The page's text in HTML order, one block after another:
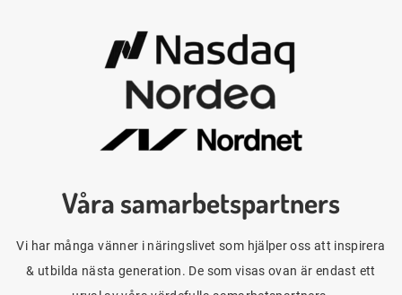
Våra samarbetspartners
Vi har många vänner i näringslivet som hjälper oss att inspirera
& utbilda nästa generation. De som visas ovan är endast ett